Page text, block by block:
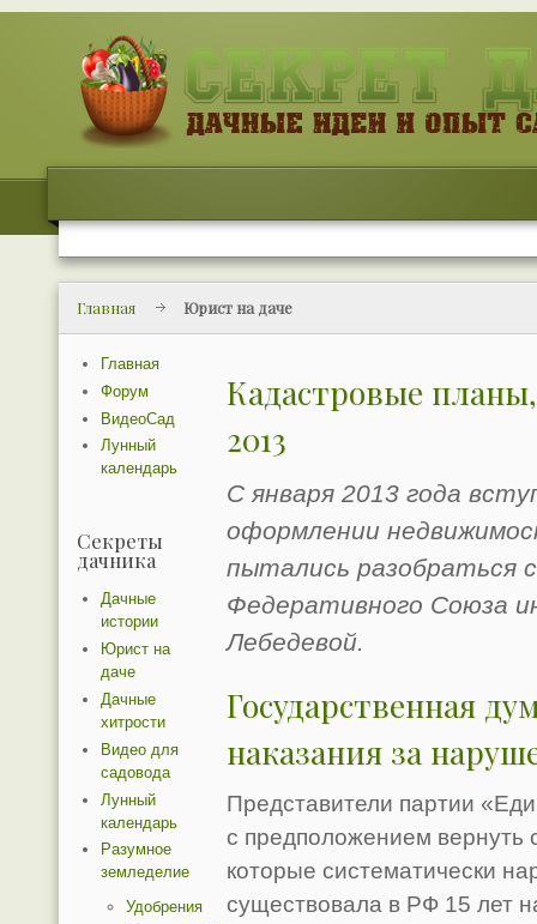
Главная Юрист на даче
Кадастровые
2013
С января 2013 года
оформлении
пытались разобраться
Федеративного Союза
Лебедевой.
Государственная
наказания за
Представители партии
с предположением вернуть
которые систематически
существовала в РФ 15 лет
Главная
Форум
ВидеоСад
Лунный
календарь
Секреты
дачника
Дачные
истории
Юрист на
даче
Дачные
хитрости
Видео для
садовода
Лунный
календарь
Разумное
земледелие
Удобрения